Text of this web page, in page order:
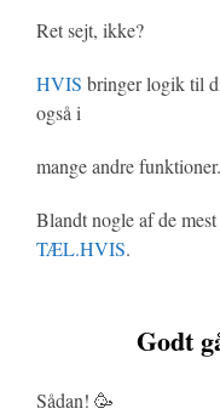
Ret sejt, ikke?
HVIS bringer logik til
også i
mange andre funktioner.
Blandt nogle af de
TÆL.HVIS.
Godt
Sådan! 🥳